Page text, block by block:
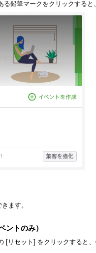
鉛筆マークをクリックすると
ます。
トのみ）
[リセット] をクリックすると